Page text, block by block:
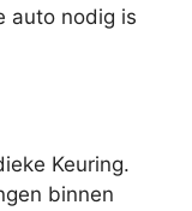
auto nodig is
Keuring.
binnen